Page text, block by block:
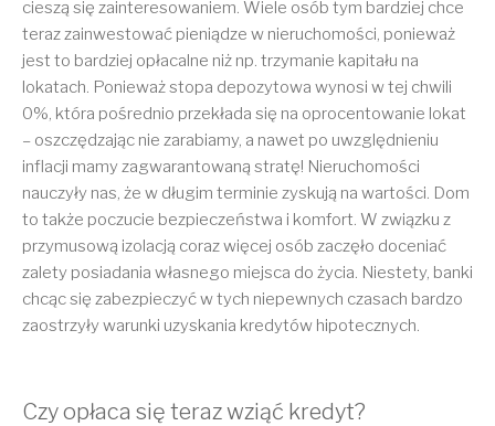
cieszą się zainteresowaniem. Wiele osób tym bardziej chce
teraz zainwestować pieniądze w nieruchomości, ponieważ
jest to bardziej opłacalne niż np. trzymanie kapitału na
lokatach. Ponieważ stopa depozytowa wynosi w tej chwili
0%, która pośrednio przekłada się na oprocentowanie lokat
– oszczędzając nie zarabiamy, a nawet po uwzględnieniu
inflacji mamy zagwarantowaną stratę! Nieruchomości
nauczyły nas, że w długim terminie zyskują na wartości. Dom
to także poczucie bezpieczeństwa i komfort. W związku z
przymusową izolacją coraz więcej osób zaczęło doceniać
zalety posiadania własnego miejsca do życia. Niestety, banki
chcąc się zabezpieczyć w tych niepewnych czasach bardzo
zaostrzyły warunki uzyskania kredytów hipotecznych.
Czy opłaca się teraz wziąć kredyt?